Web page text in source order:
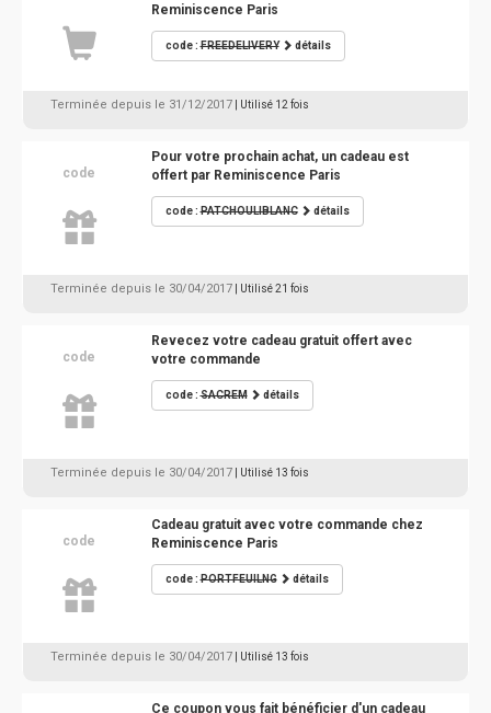
Reminiscence Paris
code :FREEDELIVERY détails
Terminée depuis le 31/12/2017 | Utilisé 12 fois
code
Pour votre prochain achat, un cadeau est
offert par Reminiscence Paris
code :PATCHOULIBLANC détails
Terminée depuis le 30/04/2017 | Utilisé 21 fois
code
Revecez votre cadeau gratuit offert avec
votre commande
code :SACREM détails
Terminée depuis le 30/04/2017 | Utilisé 13 fois
code
Cadeau gratuit avec votre commande chez
Reminiscence Paris
code :PORTFEUILNG détails
Terminée depuis le 30/04/2017 | Utilisé 13 fois
Ce coupon vous fait bénéficier d'un cadeau